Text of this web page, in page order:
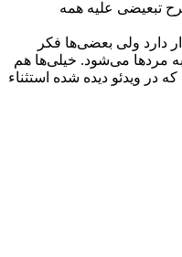
تبعیضی علیه همه
دارد ولی بعضی‌ها فکر
مردها می‌شود. خیلی‌ها هم
در ویدئو دیده شده استثناء